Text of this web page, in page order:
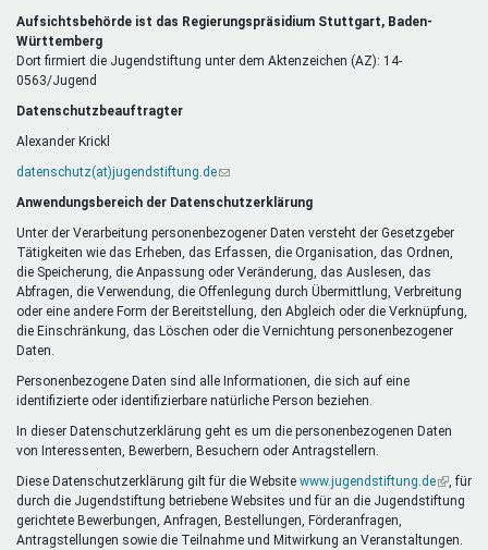
Aufsichtsbehörde ist das Regierungspräsidium Stuttgart, Baden-
Württemberg
Dort firmiert die Jugendstiftung unter dem Aktenzeichen (AZ): 14-
0563/Jugend
Datenschutzbeauftragter
Alexander Krickl
datenschutz(at)jugendstiftung.de(Link
E-
Mail)
Anwendungsbereich der Datenschutzerklärung
Unter der Verarbeitung personenbezogener Daten versteht der Gesetzgeber
Tätigkeiten wie das Erheben, das Erfassen, die Organisation, das Ordnen,
die Speicherung, die Anpassung oder Veränderung, das Auslesen, das
Abfragen, die Verwendung, die Offenlegung durch Übermittlung, Verbreitung
oder eine andere Form der Bereitstellung, den Abgleich oder die Verknüpfung,
die Einschränkung, das Löschen oder die Vernichtung personenbezogener
Daten.
Personenbezogene Daten sind alle Informationen, die sich auf eine
identifizierte oder identifizierbare natürliche Person beziehen.
In dieser Datenschutzerklärung geht es um die personenbezogenen Daten
von Interessenten, Bewerbern, Besuchern oder Antragstellern.
Diese Datenschutzerklärung gilt für die Website www.jugendstiftung.de(Link
ist
, für
durch die Jugendstiftung betriebene Websites und für an die Jugendstiftung
gerichtete Bewerbungen, Anfragen, Bestellungen, Förderanfragen,
Antragstellungen sowie die Teilnahme und Mitwirkung an Veranstaltungen.